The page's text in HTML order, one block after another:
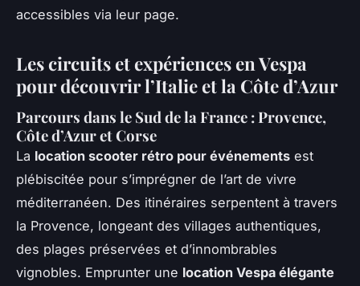
accessibles via leur page.
Les circuits et expériences en Vespa
pour découvrir l’Italie et la Côte d’Azur
Parcours dans le Sud de la France : Provence,
Côte d’Azur et Corse
La location scooter rétro pour événements est
plébiscitée pour s’imprégner de l’art de vivre
méditerranéen. Des itinéraires serpentent à travers
la Provence, longeant des villages authentiques,
des plages préservées et d’innombrables
vignobles. Emprunter une location Vespa élégante